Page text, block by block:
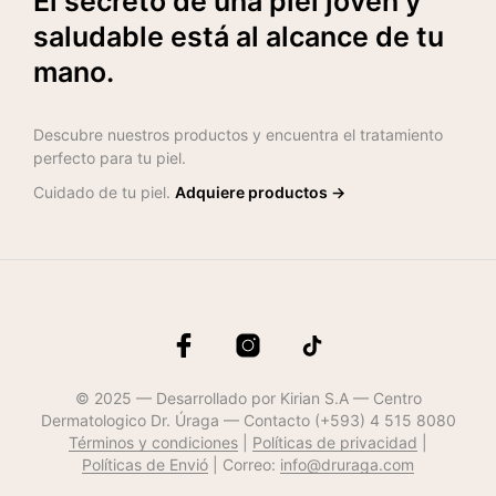
saludable está al alcance de tu
mano.
Descubre nuestros productos y encuentra el tratamiento
perfecto para tu piel.
Cuidado de tu piel. Adquiere productos →
© 2025 — Desarrollado por Kirian S.A — Centro
Dermatologico Dr. Úraga — Contacto (+593) 4 515 8080
Términos y condiciones
Políticas de privacidad
Políticas de Envió | Correo: info@druraga.com